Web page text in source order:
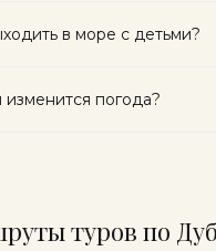
в море с детьми?
изменится погода?
туров по